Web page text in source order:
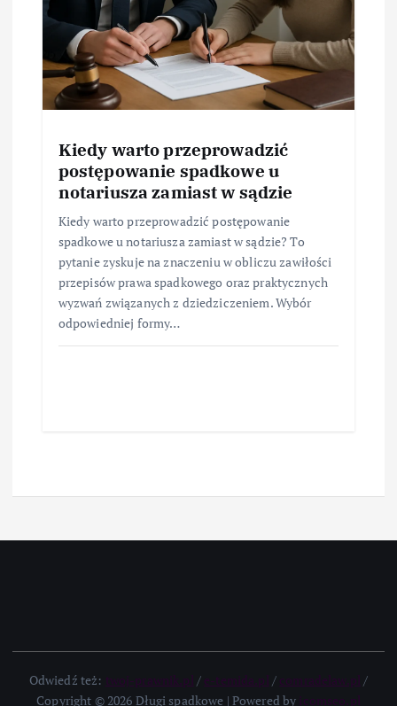
Kiedy warto przeprowadzić
postępowanie spadkowe u
notariusza zamiast w sądzie
Kiedy warto przeprowadzić postępowanie
spadkowe u notariusza zamiast w sądzie? To
pytanie zyskuje na znaczeniu w obliczu zawiłości
przepisów prawa spadkowego oraz praktycznych
wyzwań związanych z dziedziczeniem. Wybór
odpowiedniej formy…
Odwiedź też: / /
/
Copyright © 2026 Długi spadkowe | Powered by